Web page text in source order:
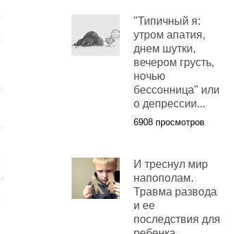
"Типичный я:
утром апатия,
днем шутки,
вечером грусть,
ночью
бессонница" или
о депрессии...
6908 просмотров
И треснул мир
напополам.
Травма развода
и ее
последствия для